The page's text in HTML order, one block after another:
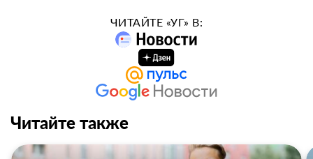
ЧИТАЙТЕ «УГ» В:
Читайте также